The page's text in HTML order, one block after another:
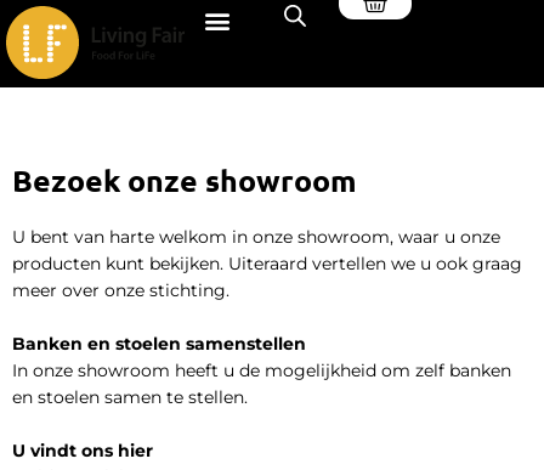
Ga
naar
de
inhoud
Bezoek onze showroom
U bent van harte welkom in onze showroom, waar u onze
producten kunt bekijken. Uiteraard vertellen we u ook graag
meer over onze stichting.
Banken en stoelen samenstellen
In onze showroom heeft u de mogelijkheid om zelf banken
en stoelen samen te stellen.
U vindt ons hier